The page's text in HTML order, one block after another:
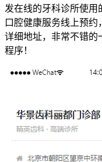
发在线的牙科诊所使用
口腔健康服务线上预
详细地址，非常不错的
程序！